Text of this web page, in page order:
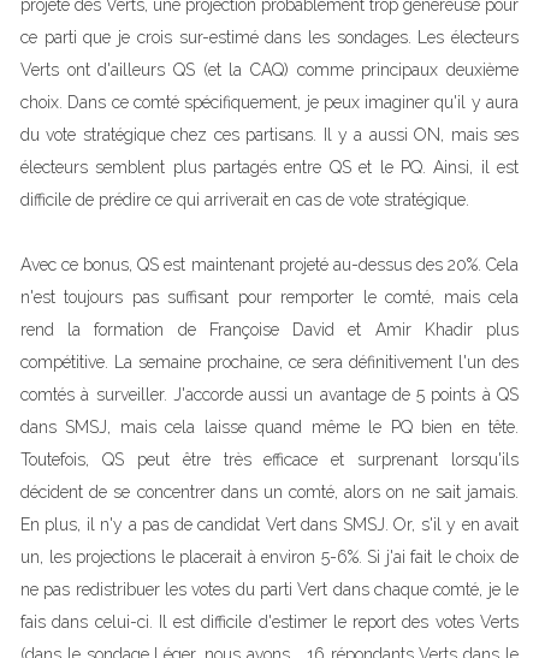
projeté des Verts, une projection probablement trop généreuse pour
ce parti que je crois sur-estimé dans les sondages. Les électeurs
Verts ont d'ailleurs QS (et la CAQ) comme principaux deuxième
choix. Dans ce comté spécifiquement, je peux imaginer qu'il y aura
du vote stratégique chez ces partisans. Il y a aussi ON, mais ses
électeurs semblent plus partagés entre QS et le PQ. Ainsi, il est
difficile de prédire ce qui arriverait en cas de vote stratégique.
Avec ce bonus, QS est maintenant projeté au-dessus des 20%. Cela
n'est toujours pas suffisant pour remporter le comté, mais cela
rend la formation de Françoise David et Amir Khadir plus
compétitive. La semaine prochaine, ce sera définitivement l'un des
comtés à surveiller. J'accorde aussi un avantage de 5 points à QS
dans SMSJ, mais cela laisse quand même le PQ bien en tête.
Toutefois, QS peut être très efficace et surprenant lorsqu'ils
décident de se concentrer dans un comté, alors on ne sait jamais.
En plus, il n'y a pas de candidat Vert dans SMSJ. Or, s'il y en avait
un, les projections le placerait à environ 5-6%. Si j'ai fait le choix de
ne pas redistribuer les votes du parti Vert dans chaque comté, je le
fais dans celui-ci. Il est difficile d'estimer le report des votes Verts